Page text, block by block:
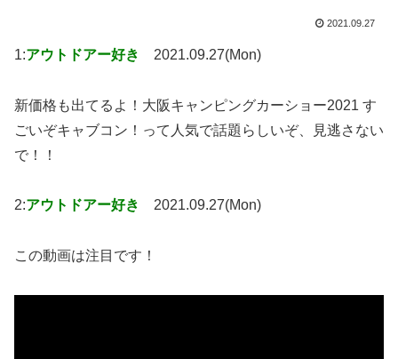
2021.09.27
1:アウトドアー好き 2021.09.27(Mon)
新価格も出てるよ！大阪キャンピングカーショー2021 す
ごいぞキャブコン！って人気で話題らしいぞ、見逃さない
で！！
2:アウトドアー好き 2021.09.27(Mon)
この動画は注目です！